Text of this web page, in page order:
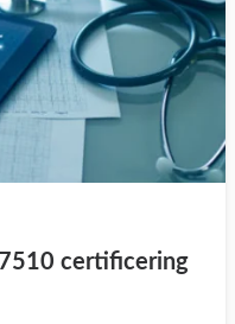
certificering